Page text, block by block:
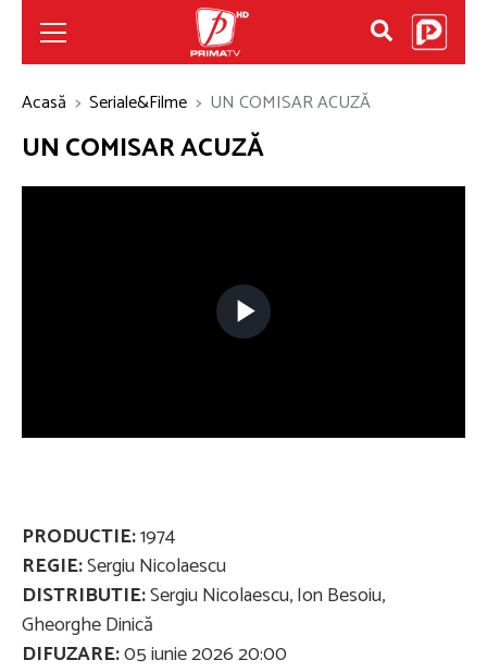
Acasă Seriale&Filme UN COMISAR ACUZĂ
UN COMISAR ACUZĂ
Play
PRODUCTIE:1974
REGIE:Sergiu Nicolaescu
DISTRIBUTIE:Sergiu Nicolaescu, Ion Besoiu,
Gheorghe Dinică
DIFUZARE:05 iunie 2026 20:00